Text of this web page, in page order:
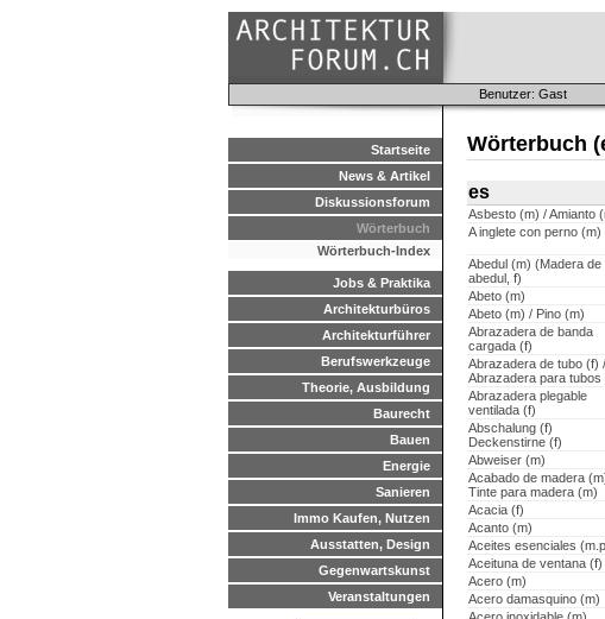
Benutzer: Gast
Startseite
News & Artikel
Diskussionsforum
Wörterbuch
Wörterbuch-Index
Jobs & Praktika
Architekturbüros
Architekturführer
Berufswerkzeuge
Theorie, Ausbildung
Baurecht
Bauen
Energie
Sanieren
Immo Kaufen, Nutzen
Ausstatten, Design
Gegenwartskunst
Veranstaltungen
Wörterbuch
es
Asbesto (m) / Amianto
A inglete con perno (m)
Abedul (m) (Madera de
abedul, f)
Abeto (m)
Abeto (m) / Pino (m)
Abrazadera de banda
cargada (f)
Abrazadera de tubo (f) /
Abrazadera para tubos
Abrazadera plegable
ventilada (f)
Abschalung (f)
Deckenstirne (f)
Abweiser (m)
Acabado de madera
Tinte para madera (m)
Acacia (f)
Acanto (m)
Aceites esenciales
Aceituna de ventana (f)
Acero (m)
Acero damasquino (m)